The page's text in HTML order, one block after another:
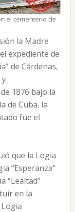
el cementerio de
la Madre
expediente de
de Cárdenas,
y
1876 bajo la
de Cuba, la
fue el
que la Logia
“Esperanza”
“Lealtad”
en la